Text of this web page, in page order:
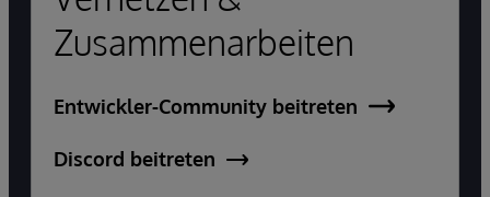
Zusammenarbeiten
Entwickler-Community beitreten
Discord beitreten